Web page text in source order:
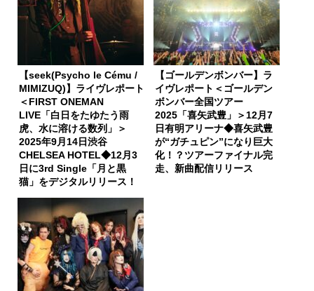
【seek(Psycho le Cému /
MIMIZUQ)】ライヴレポート
＜FIRST ONEMAN
LIVE「白日をたゆたう雨
虎、水に溶ける数列」＞
2025年9月14日渋谷
CHELSEA HOTEL◆12月3
日に3rd Single「月と黒
猫」をデジタルリリース！
【ゴールデンボンバー】ラ
イヴレポート＜ゴールデン
ボンバー全国ツアー
2025「喜矢武豊」＞12月7
日有明アリーナ◆喜矢武豊
が“ガチュピン”になり巨大
化！？ツアーファイナル完
走、新曲配信リリース